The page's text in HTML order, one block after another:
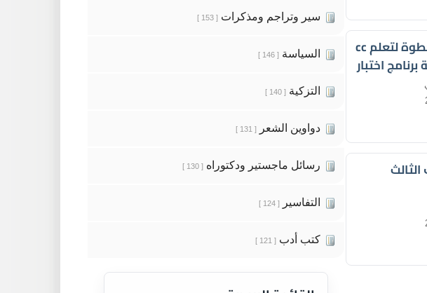
كتاب كتاب خطوة بخطوة لتعلم cc
اختبار
سير وتراجم ومذكرات [ 153 ]
السياسة [ 146 ]
التزكية [ 140 ]
دواوين الشعر [ 131 ]
رسائل ماجستير ودكتوراه [ 130 ]
التفاسير [ 124 ]
كتب أدب [ 121 ]